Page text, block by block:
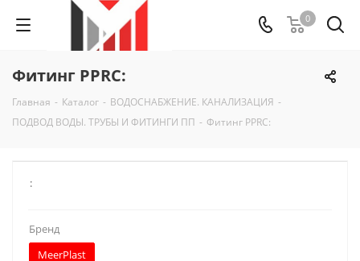
0
Фитинг PPRC:
Главная - Каталог - ВОДОСНАБЖЕНИЕ. КАНАЛИЗАЦИЯ -
ПОДВОД ВОДЫ. ТРУБЫ И ФИТИНГИ ПП - Фитинг PPRC:
:
Бренд
MeerPlast